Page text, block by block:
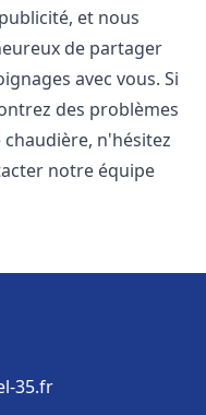
et nous
de partager
avec vous. Si
des problèmes
chaudière, n'hésitez
notre équipe
35.fr